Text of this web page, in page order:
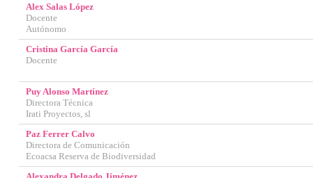
Alex Salas López
Docente
Autónomo
Cristina García García
Docente
Puy Alonso Martínez
Directora Técnica
Irati Proyectos, sl
Paz Ferrer Calvo
Directora de Comunicación
Ecoacsa Reserva de Biodiversidad